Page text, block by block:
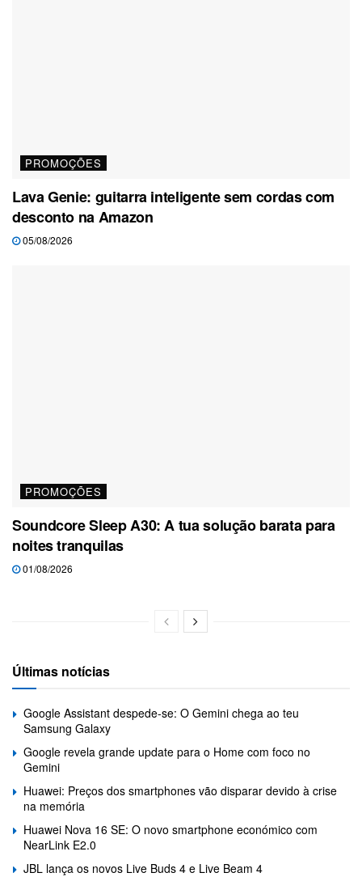
PROMOÇÕES
Lava Genie: guitarra inteligente sem cordas com
desconto na Amazon
05/08/2026
PROMOÇÕES
Soundcore Sleep A30: A tua solução barata para
noites tranquilas
01/08/2026
Últimas notícias
Google Assistant despede-se: O Gemini chega ao teu
Samsung Galaxy
Google revela grande update para o Home com foco no
Gemini
Huawei: Preços dos smartphones vão disparar devido à crise
na memória
Huawei Nova 16 SE: O novo smartphone económico com
NearLink E2.0
JBL lança os novos Live Buds 4 e Live Beam 4